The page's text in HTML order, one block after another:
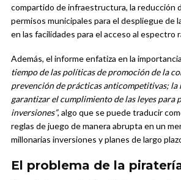
compartido de infraestructura, la reducción
permisos municipales para el despliegue de
en las facilidades para el acceso al espectro
Además, el informe enfatiza en la
tiempo de las políticas de promoción de la
prevención de prácticas anticompetitivas; la
garantizar el cumplimiento de las leyes para
inversiones”, algo que se puede traducir
reglas de juego de manera abrupta en un
millonarias inversiones y planes de largo
El problema de la